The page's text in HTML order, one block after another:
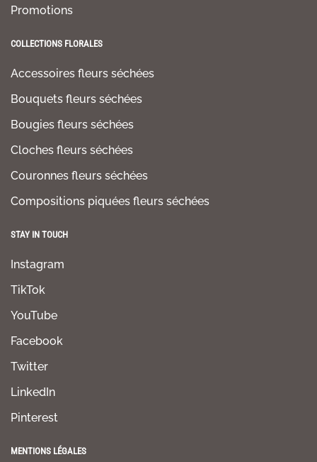
Promotions
COLLECTIONS FLORALES
Accessoires fleurs séchées
Bouquets fleurs séchées
Bougies fleurs séchées
Cloches fleurs séchées
Couronnes fleurs séchées
Compositions piquées fleurs séchées
STAY IN TOUCH
Instagram
TikTok
YouTube
Facebook
Twitter
LinkedIn
Pinterest
MENTIONS LÉGALES